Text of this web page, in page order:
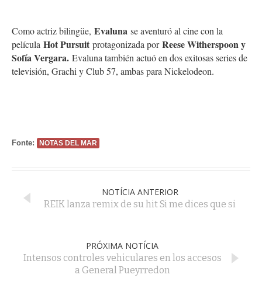
Como actriz bilingüe, Evaluna se aventuró al cine con la
película Hot Pursuit protagonizada porReese Witherspoon y
Sofía Vergara. Evaluna también actuó en dos exitosas series de
televisión, Grachi y Club 57, ambas para Nickelodeon.
Fonte: NOTAS DEL MAR
NOTÍCIA ANTERIOR
REIK lanza remix de su hit Si me dices que si
PRÓXIMA NOTÍCIA
Intensos controles vehiculares en los accesos
a General Pueyrredon